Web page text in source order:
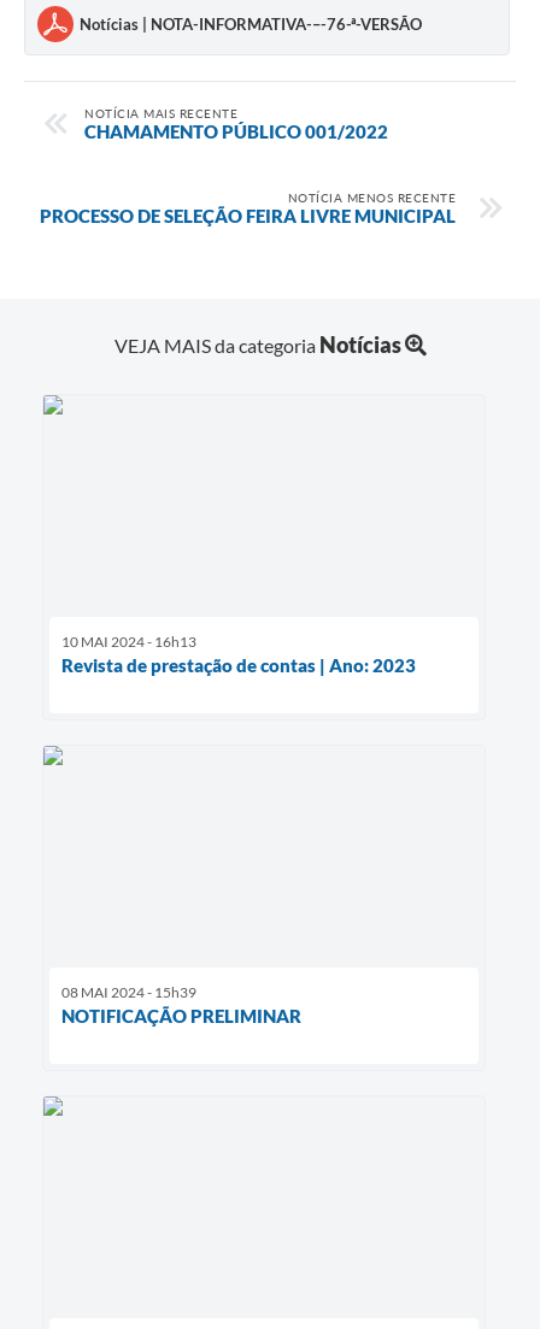
Notícias | NOTA-INFORMATIVA-–-76-ª-VERSÃO
NOTÍCIA MAIS RECENTE
CHAMAMENTO PÚBLICO 001/2022
NOTÍCIA MENOS RECENTE
PROCESSO DE SELEÇÃO FEIRA LIVRE MUNICIPAL
VEJA MAIS da categoria Notícias
10 MAI 2024 - 16h13
Revista de prestação de contas | Ano: 2023
08 MAI 2024 - 15h39
NOTIFICAÇÃO PRELIMINAR